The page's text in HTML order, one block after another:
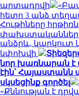
արտադրվի
հետո 3 անձ
Հութիները
անձրև, կարկուտ
կփոխվի
նոր խառնարան է
էին՝ Հայաստանն
սկսեցինք գործել
«Քննության է